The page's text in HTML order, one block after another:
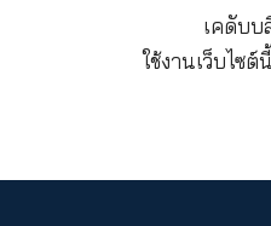
เ
ของท่าน
เขตอำน